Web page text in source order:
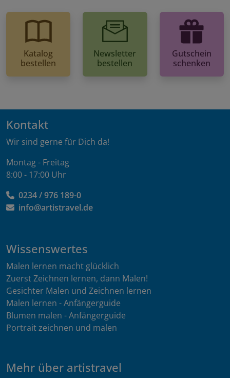
Katalog
bestellen
Newsletter
bestellen
Gutschein
schenken
Kontakt
Wir sind gerne für Dich da!
Montag - Freitag
8:00 - 17:00 Uhr
0234 / 976 189-0
info@artistravel.de
Wissenswertes
Malen lernen macht glücklich
Zuerst Zeichnen lernen, dann Malen!
Gesichter Malen und Zeichnen lernen
Malen lernen - Anfängerguide
Blumen malen - Anfängerguide
Portrait zeichnen und malen
Mehr über artistravel